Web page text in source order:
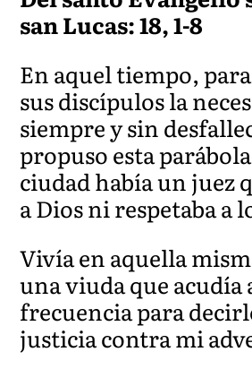
san Lucas: 18, 1-8
En aquel tiempo,
sus discípulos la
siempre y sin
propuso esta
ciudad había un juez
a Dios ni respetaba a
Vivía en aquella
una viuda que acudía
frecuencia para
justicia contra mi